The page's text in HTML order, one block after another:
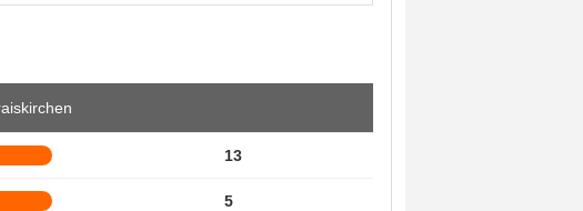
13
5